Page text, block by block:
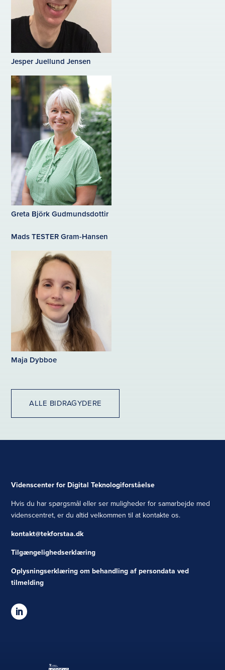
Jesper Juellund Jensen
Greta Björk Gudmundsdottir
Mads TESTER Gram-Hansen
Maja Dybboe
ALLE BIDRAGYDERE
Videnscenter for Digital Teknologiforståelse
Hvis du har spørgsmål eller ser muligheder for samarbejde med
videnscentret, er du altid velkommen til at kontakte os.
kontakt@tekforstaa.dk
Tilgængelighedserklæring
Oplysningserklæring om behandling af persondata ved
tilmelding